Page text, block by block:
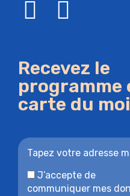
Recevez le
programme
carte du
J’accepte de
communiquer mes